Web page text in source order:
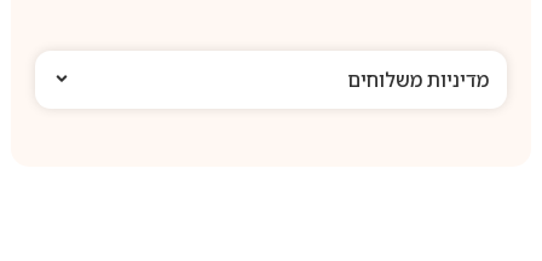
מדיניות משלוחים